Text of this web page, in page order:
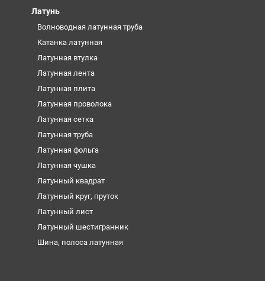
Латунь
Волноводная латунная труба
Катанка латунная
Латунная втулка
Латунная лента
Латунная плита
Латунная проволока
Латунная сетка
Латунная труба
Латунная фольга
Латунная чушка
Латунный квадрат
Латунный круг, пруток
Латунный лист
Латунный шестигранник
Шина, полоса латунная